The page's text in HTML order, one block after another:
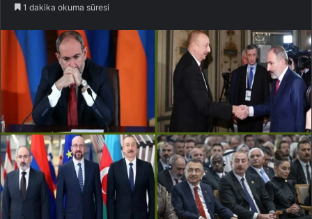
1 dakika okuma süresi